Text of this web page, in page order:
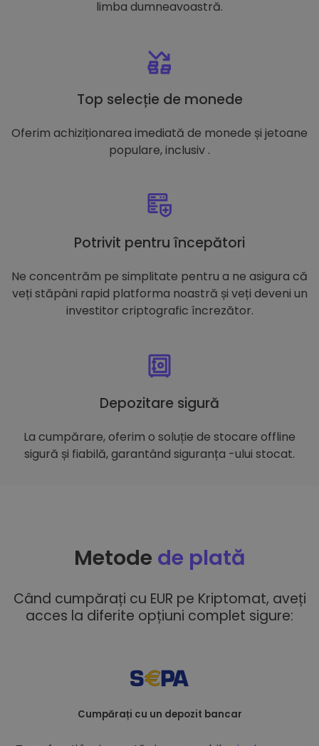
limba dumneavoastră.
Top selecție de monede
Oferim achiziționarea imediată de monede și jetoane
populare, inclusiv .
Potrivit pentru începători
Ne concentrăm pe simplitate pentru a ne asigura că
veți stăpâni rapid platforma noastră și veți deveni un
investitor criptografic încrezător.
Depozitare sigură
La cumpărare, oferim o soluție de stocare offline
sigură și fiabilă, garantând siguranța -ului stocat.
Metode de plată
Când cumpărați cu EUR pe Kriptomat, aveți
acces la diferite opțiuni complet sigure:
Cumpărați cu un depozit bancar